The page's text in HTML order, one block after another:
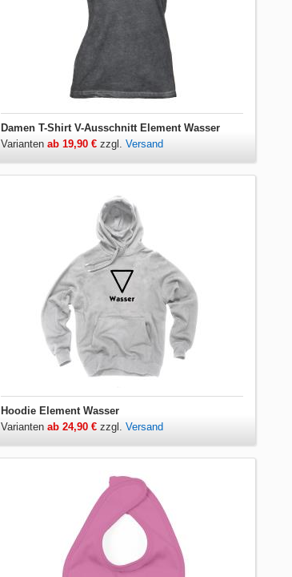
Damen T-Shirt V-Ausschnitt Element Wasser
Variantenab 19,90 € zzgl.Versand
Hoodie Element Wasser
Variantenab 24,90 € zzgl.Versand